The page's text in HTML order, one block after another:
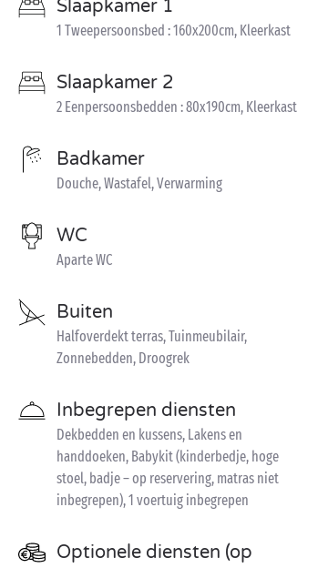
Slaapkamer 1
1 Tweepersoonsbed : 160x200cm, Kleerkast
Slaapkamer 2
2 Eenpersoonsbedden : 80x190cm, Kleerkast
Badkamer
Douche, Wastafel, Verwarming
WC
Aparte WC
Buiten
Halfoverdekt terras, Tuinmeubilair,
Zonnebedden, Droogrek
Inbegrepen diensten
Dekbedden en kussens, Lakens en
handdoeken, Babykit (kinderbedje, hoge
stoel, badje – op reservering, matras niet
inbegrepen), 1 voertuig inbegrepen
Optionele diensten (op